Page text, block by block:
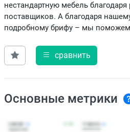
нестандартную мебель
поставщиков. А благодаря
подробному брифу – мы поможем
сравнить
Основные метрики